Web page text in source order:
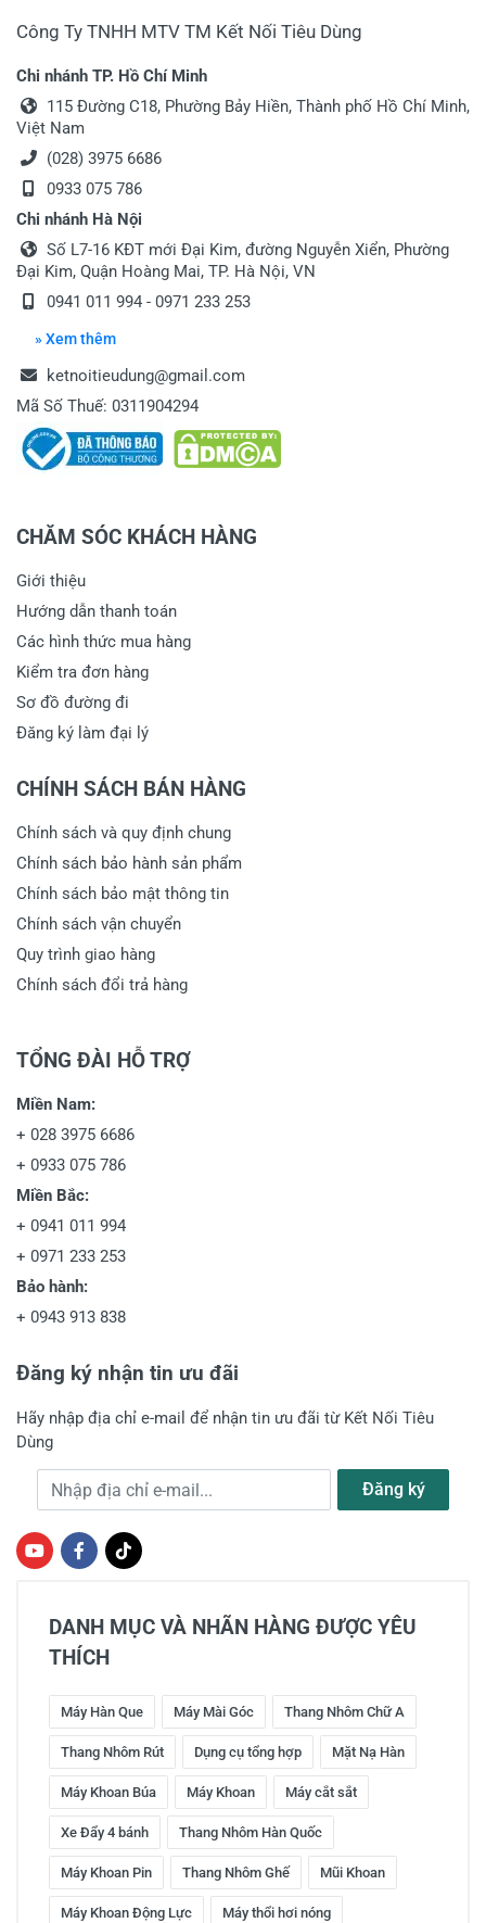
Công Ty TNHH MTV TM Kết Nối Tiêu Dùng
Chi nhánh TP. Hồ Chí Minh
115 Đường C18, Phường Bảy Hiền, Thành phố Hồ Chí Minh,
Việt Nam
(028) 3975 6686
0933 075 786
Chi nhánh Hà Nội
Số L7-16 KĐT mới Đại Kim, đường Nguyễn Xiển, Phường
Đại Kim, Quận Hoàng Mai, TP. Hà Nội, VN
0941 011 994 - 0971 233 253
» Xem thêm
ketnoitieudung@gmail.com
Mã Số Thuế: 0311904294
CHĂM SÓC KHÁCH HÀNG
Giới thiệu
Hướng dẫn thanh toán
Các hình thức mua hàng
Kiểm tra đơn hàng
Sơ đồ đường đi
Đăng ký làm đại lý
CHÍNH SÁCH BÁN HÀNG
Chính sách và quy định chung
Chính sách bảo hành sản phẩm
Chính sách bảo mật thông tin
Chính sách vận chuyển
Quy trình giao hàng
Chính sách đổi trả hàng
TỔNG ĐÀI HỖ TRỢ
Miền Nam:
+ 028 3975 6686
+ 0933 075 786
Miền Bắc:
+ 0941 011 994
+ 0971 233 253
Bảo hành:
+ 0943 913 838
Đăng ký nhận tin ưu đãi
Hãy nhập địa chỉ e-mail để nhận tin ưu đãi từ Kết Nối Tiêu
Dùng
Địa chỉ e-mail Đăng ký
DANH MỤC VÀ NHÃN HÀNG ĐƯỢC YÊU
THÍCH
Máy Hàn Que Máy Mài Góc Thang Nhôm Chữ A
Thang Nhôm Rút Dụng cụ tổng hợp Mặt Nạ Hàn
Máy Khoan Búa Máy Khoan Máy cắt sắt
Xe Đẩy 4 bánh Thang Nhôm Hàn Quốc
Máy Khoan Pin Thang Nhôm Ghế Mũi Khoan
Máy Khoan Động Lực Máy thổi hơi nóng